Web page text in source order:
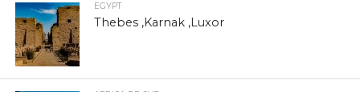
EGYPT
Thebes ,Karnak ,Luxor